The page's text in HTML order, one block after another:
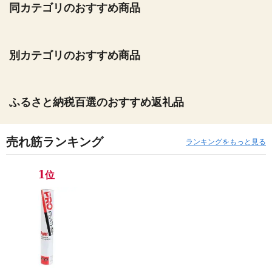
同カテゴリのおすすめ商品
別カテゴリのおすすめ商品
ふるさと納税百選のおすすめ返礼品
売れ筋ランキング ランキングをもっと見る
1位